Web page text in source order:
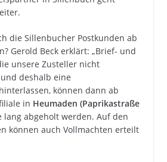
die Sillenbucher Postkunden ab
Gerold Beck erklärt: „Brief- und
unsere Zusteller nicht
deshalb eine
können dann ab
in Heumaden (Paprikastraße
lang abgeholt werden. Auf den
können auch Vollmachten erteilt